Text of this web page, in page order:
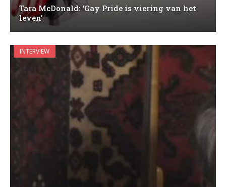
Tara McDonald: ‘Gay Pride is viering van het
leven’
INTERVIEW